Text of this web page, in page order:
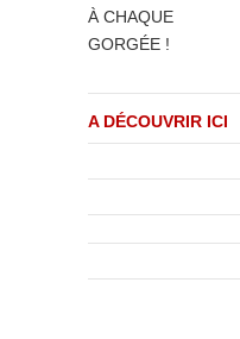
À CHAQUE
GORGÉE !
A DÉCOUVRIR ICI